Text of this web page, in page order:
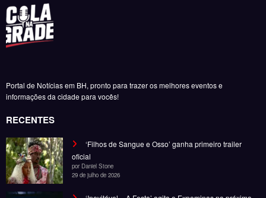
Portal de Notícias em BH, pronto para trazer os melhores eventos e
informações da cidade para vocês!
RECENTES
‘Filhos de Sangue e Osso’ ganha primeiro trailer
oficial
por Daniel Stone
29 de julho de 2026